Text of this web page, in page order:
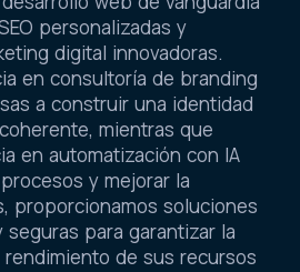
personalizadas y
digital innovadoras.
en consultoría de branding
a construir una identidad
mientras que
en automatización con IA
y mejorar la
proporcionamos soluciones
para garantizar la
de sus recursos